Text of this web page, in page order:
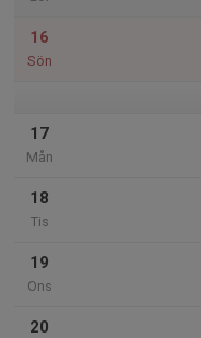
16
Sön
17
Mån
18
Tis
19
Ons
20